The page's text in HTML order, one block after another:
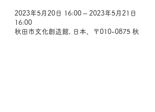
2023年5月20日 16:00 – 2023年5月21日
16:00
秋田市文化創造館, 日本、〒010-0875 秋